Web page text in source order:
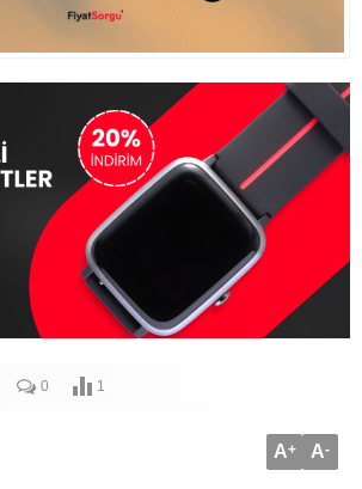
0 1
A+ A-